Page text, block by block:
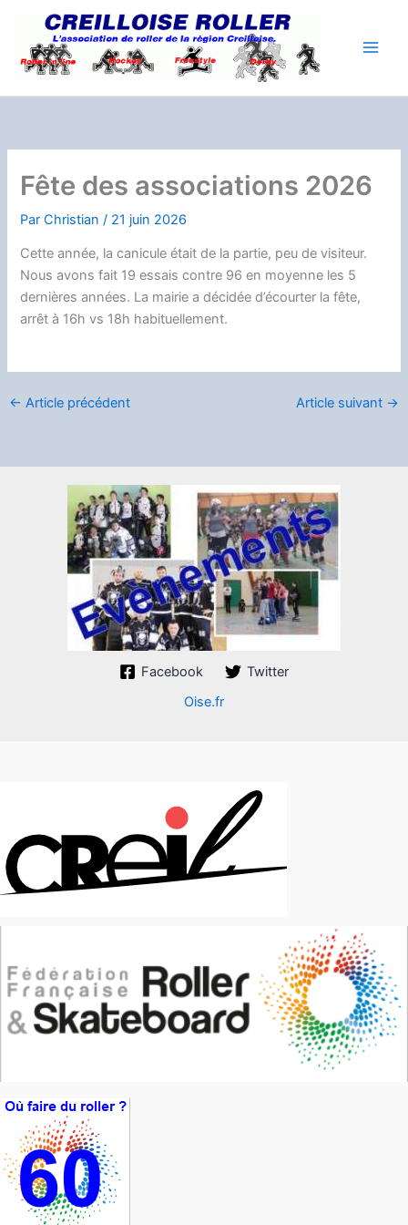
contenu
Fête des associations 2026
ParChristian/ 21 juin 2026
Cette année, la canicule était de la partie, peu de visiteur.
Nous avons fait 19 essais contre 96 en moyenne les 5
dernières années. La mairie a décidée d’écourter la fête,
arrêt à 16h vs 18h habituellement.
← Article précédent Article suivant →
Facebook
Twitter
Oise.fr